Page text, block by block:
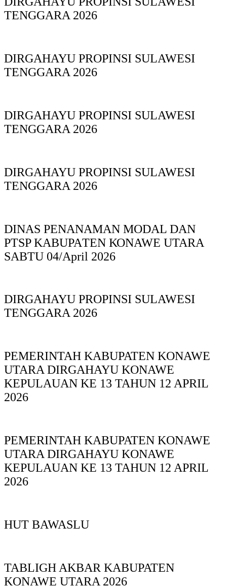
TENGGARA 2026
DIRGAHAYU PROPINSI SULAWESI
TENGGARA 2026
DIRGAHAYU PROPINSI SULAWESI
TENGGARA 2026
DIRGAHAYU PROPINSI SULAWESI
TENGGARA 2026
DINAS PΕΝΑΝΑΜAN MODAL DAN
PTSP KABUPAΤΕΝ ΚΟNAWE UTARA
SABTU 04/April 2026
DIRGAHAYU PROPINSI SULAWESI
TENGGARA 2026
PEMERINTAH KABUPATEN KONAWE
UTARA DIRGAHAYU KONAWE
KEPULAUAN KE 13 TAHUN 12 APRIL
2026
PEMERINTAH KABUPATEN KONAWE
UTARA DIRGAHAYU KONAWE
KEPULAUAN KE 13 TAHUN 12 APRIL
2026
HUT BAWASLU
TABLIGH AKBAR KABUPATEN
KONAWE UTARA 2026